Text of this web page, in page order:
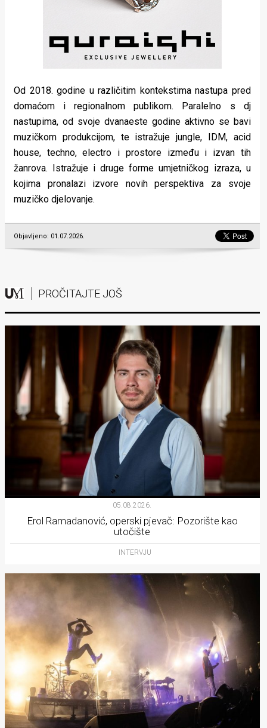
Od 2018. godine u različitim kontekstima nastupa pred
domaćom i regionalnom publikom. Paralelno s dj
nastupima, od svoje dvanaeste godine aktivno se bavi
muzičkom produkcijom, te istražuje jungle, IDM, acid
house, techno, electro i prostore između i izvan tih
žanrova. Istražuje i druge forme umjetničkog izraza, u
kojima pronalazi izvore novih perspektiva za svoje
muzičko djelovanje.
Objavljeno: 01.07.2026.
PROČITAJTE JOŠ
05.08.2026.
Erol Ramadanović, operski pjevač: Pozorište kao
utočište
INTERVJU